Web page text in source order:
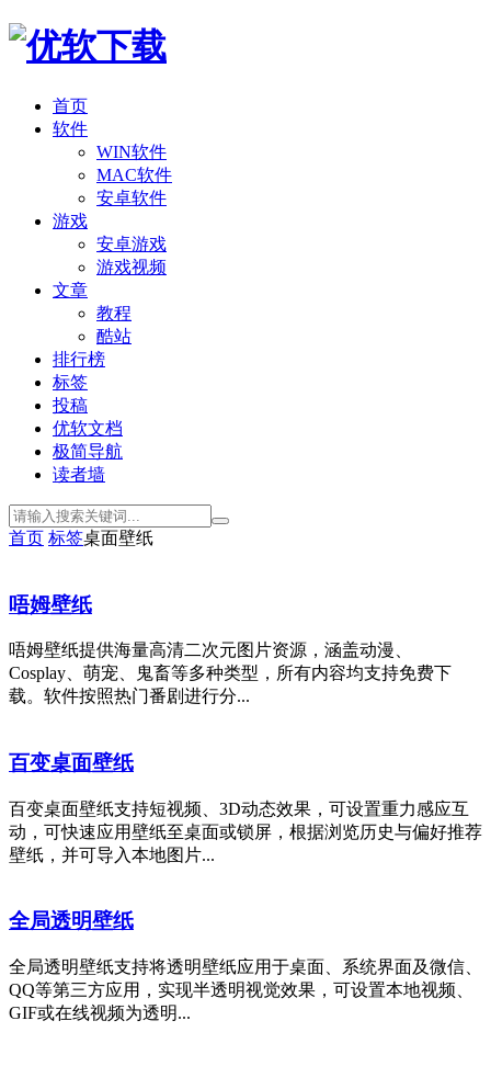
首页
软件
WIN软件
MAC软件
安卓软件
游戏
安卓游戏
游戏视频
文章
教程
酷站
排行榜
标签
投稿
优软文档
极简导航
读者墙
首页 标签桌面壁纸
唔姆壁纸
唔姆壁纸提供海量高清二次元图片资源，涵盖动漫、
Cosplay、萌宠、鬼畜等多种类型，所有内容均支持免费下
载。软件按照热门番剧进行分...
百变桌面壁纸
百变桌面壁纸支持短视频、3D动态效果，可设置重力感应互
动，可快速应用壁纸至桌面或锁屏，根据浏览历史与偏好推荐
壁纸，并可导入本地图片...
全局透明壁纸
全局透明壁纸支持将透明壁纸应用于桌面、系统界面及微信、
QQ等第三方应用，实现半透明视觉效果，可设置本地视频、
GIF或在线视频为透明...